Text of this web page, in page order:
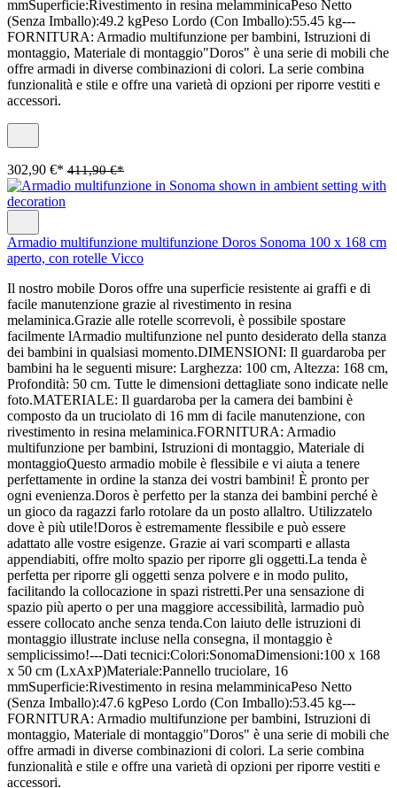
mmSuperficie:Rivestimento in resina melamminicaPeso Netto
(Senza Imballo):49.2 kgPeso Lordo (Con Imballo):55.45 kg---
FORNITURA: Armadio multifunzione per bambini, Istruzioni di
montaggio, Materiale di montaggio"Doros" è una serie di mobili che
offre armadi in diverse combinazioni di colori. La serie combina
funzionalità e stile e offre una varietà di opzioni per riporre vestiti e
accessori.
302,90 €* 411,90 €*
Armadio multifunzione multifunzione Doros Sonoma 100 x 168 cm
aperto, con rotelle Vicco
Il nostro mobile Doros offre una superficie resistente ai graffi e di
facile manutenzione grazie al rivestimento in resina
melaminica.Grazie alle rotelle scorrevoli, è possibile spostare
facilmente lArmadio multifunzione nel punto desiderato della stanza
dei bambini in qualsiasi momento.DIMENSIONI: Il guardaroba per
bambini ha le seguenti misure: Larghezza: 100 cm, Altezza: 168 cm,
Profondità: 50 cm. Tutte le dimensioni dettagliate sono indicate nelle
foto.MATERIALE: Il guardaroba per la camera dei bambini è
composto da un truciolato di 16 mm di facile manutenzione, con
rivestimento in resina melaminica.FORNITURA: Armadio
multifunzione per bambini, Istruzioni di montaggio, Materiale di
montaggioQuesto armadio mobile è flessibile e vi aiuta a tenere
perfettamente in ordine la stanza dei vostri bambini! È pronto per
ogni evenienza.Doros è perfetto per la stanza dei bambini perché è
un gioco da ragazzi farlo rotolare da un posto allaltro. Utilizzatelo
dove è più utile!Doros è estremamente flessibile e può essere
adattato alle vostre esigenze. Grazie ai vari scomparti e allasta
appendiabiti, offre molto spazio per riporre gli oggetti.La tenda è
perfetta per riporre gli oggetti senza polvere e in modo pulito,
facilitando la collocazione in spazi ristretti.Per una sensazione di
spazio più aperto o per una maggiore accessibilità, larmadio può
essere collocato anche senza tenda.Con laiuto delle istruzioni di
montaggio illustrate incluse nella consegna, il montaggio è
semplicissimo!---Dati tecnici:Colori:SonomaDimensioni:100 x 168
x 50 cm (LxAxP)Materiale:Pannello truciolare, 16
mmSuperficie:Rivestimento in resina melamminicaPeso Netto
(Senza Imballo):47.6 kgPeso Lordo (Con Imballo):53.45 kg---
FORNITURA: Armadio multifunzione per bambini, Istruzioni di
montaggio, Materiale di montaggio"Doros" è una serie di mobili che
offre armadi in diverse combinazioni di colori. La serie combina
funzionalità e stile e offre una varietà di opzioni per riporre vestiti e
accessori.